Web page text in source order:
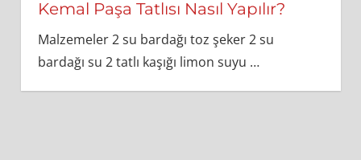
Kemal Paşa Tatlısı Nasıl Yapılır?
Malzemeler 2 su bardağı toz şeker 2 su
bardağı su 2 tatlı kaşığı limon suyu …